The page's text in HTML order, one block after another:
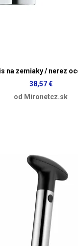
na zemiaky / nerez
38,57 €
od Mironetcz.sk